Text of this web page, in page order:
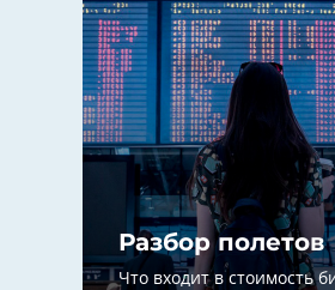
Разбор полетов
Что входит в стоимость